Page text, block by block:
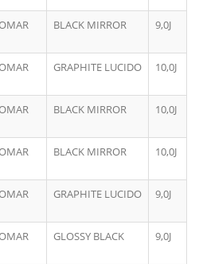
BLACK MIRROR 9,0J
GRAPHITE LUCIDO 10,0J
BLACK MIRROR 10,0J
BLACK MIRROR 10,0J
GRAPHITE LUCIDO 9,0J
GLOSSY BLACK 9,0J